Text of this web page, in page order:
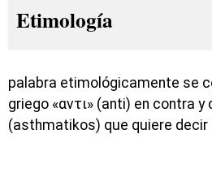
Etimología
palabra etimológicamente se
griego «αντι» (anti) en contra y
(asthmatikos) que quiere